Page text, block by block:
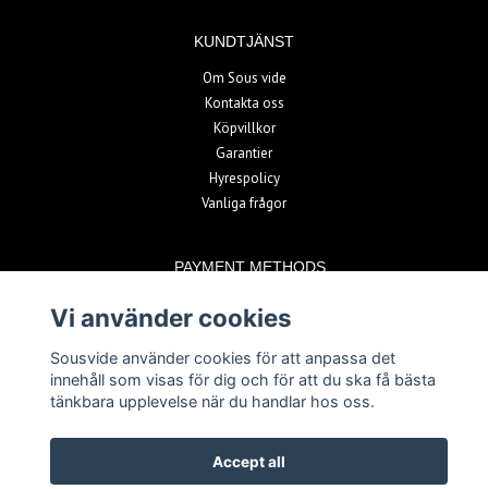
KUNDTJÄNST
Om Sous vide
Kontakta oss
Köpvillkor
Garantier
Hyrespolicy
Vanliga frågor
PAYMENT METHODS
Powered by Quickbutik
Vi använder cookies
Sousvide använder cookies för att anpassa det
innehåll som visas för dig och för att du ska få bästa
tänkbara upplevelse när du handlar hos oss.
Accept all